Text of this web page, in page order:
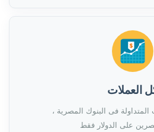
العملات
فى البنوك المصرية ،
على الدولار فقط